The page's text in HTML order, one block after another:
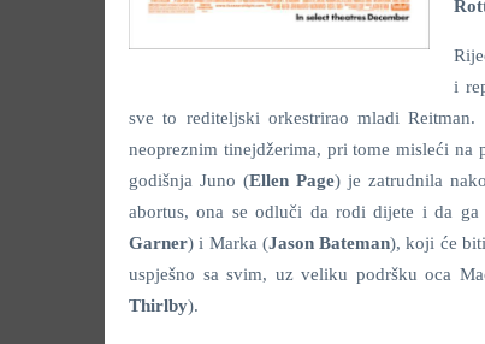
i
sve to rediteljski orkestrirao mladi
neopreznim tinejdžerima, pri tome misleći na
godišnja Juno (Ellen Page) je zatrudnila
abortus, ona se odluči da rodi dijete i da
Garner) i Marka (Jason Bateman), koji će
uspješno sa svim, uz veliku podršku oca
Thirlby).